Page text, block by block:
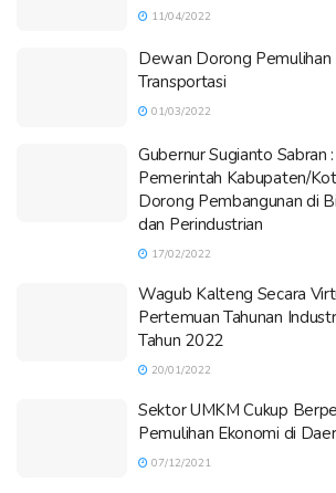
11/04/2022
Dewan Dorong Pemulihan
Transportasi
01/03/2022
Gubernur Sugianto Sabran
Pemerintah Kabupaten/
Dorong Pembangunan di
dan Perindustrian
17/02/2022
Wagub Kalteng Secara
Pertemuan Tahunan
Tahun 2022
20/01/2022
Sektor UMKM Cukup
Pemulihan Ekonomi di
07/12/2021